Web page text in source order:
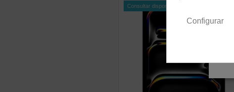
Consultar disponibilidad
Configurar